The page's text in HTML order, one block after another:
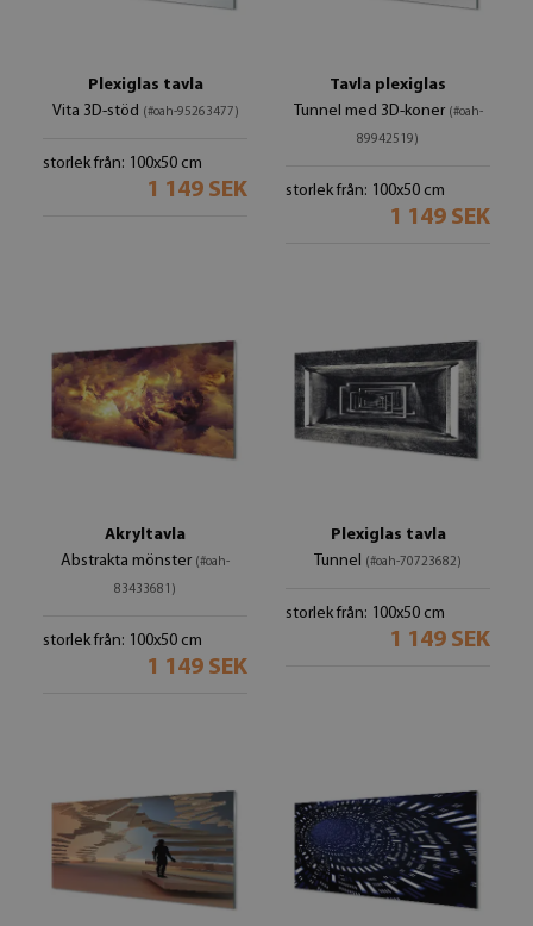
Plexiglas tavla
Vita 3D-stöd (#oah-95263477)
storlek från: 100x50 cm
1 149 SEK
Tavla plexiglas
Tunnel med 3D-koner (#oah-
89942519)
storlek från: 100x50 cm
1 149 SEK
Akryltavla
Abstrakta mönster (#oah-
83433681)
storlek från: 100x50 cm
1 149 SEK
Plexiglas tavla
Tunnel (#oah-70723682)
storlek från: 100x50 cm
1 149 SEK